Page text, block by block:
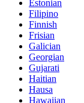
Estonian
Filipino
Finnish
Frisian
Galician
Georgian
Gujarati
Haitian
Hausa
Hawaiian